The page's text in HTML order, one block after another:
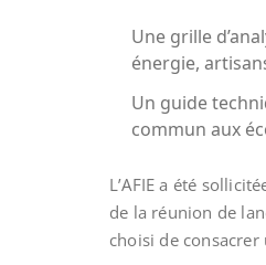
Une grille
énergie,
Un guide
commun aux
L’AFIE a été
de la réunion de
choisi de consacrer